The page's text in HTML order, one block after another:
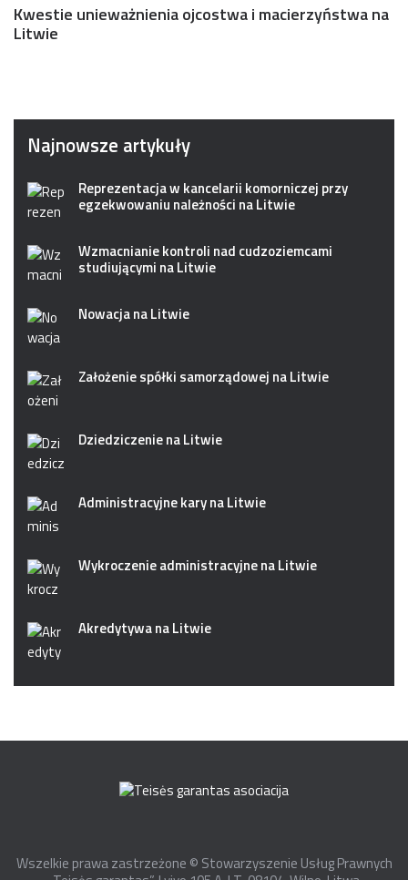
Kwestie unieważnienia ojcostwa i macierzyństwa na
Litwie
Najnowsze artykuły
Reprezentacja w kancelarii komorniczej przy
egzekwowaniu należności na Litwie
Wzmacnianie kontroli nad cudzoziemcami
studiującymi na Litwie
Nowacja na Litwie
Założenie spółki samorządowej na Litwie
Dziedziczenie na Litwie
Administracyjne kary na Litwie
Wykroczenie administracyjne na Litwie
Akredytywa na Litwie
Wszelkie prawa zastrzeżone © Stowarzyszenie Usług Prawnych